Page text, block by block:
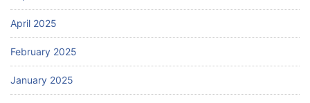
April 2025
February 2025
January 2025